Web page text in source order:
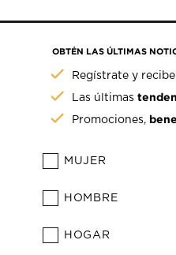
OBTÉN LAS ÚLTIMAS
Regístrate y
Las últimas
Promociones,
MUJER
HOMBRE
HOGAR